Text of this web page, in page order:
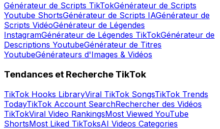
Générateur de Scripts TikTokGénérateur de Scripts
Youtube ShortsGénérateur de Scripts IAGénérateur de
Scripts VidéoGénérateur de Légendes
InstagramGénérateur de Légendes TikTokGénérateur de
Descriptions YoutubeGénérateur de Titres
YoutubeGénérateurs d'Images & Vidéos
Tendances et Recherche TikTok
TikTok Hooks LibraryViral TikTok SongsTikTok Trends
TodayTikTok Account SearchRechercher des Vidéos
TikTokViral Video RankingsMost Viewed YouTube
ShortsMost Liked TikToksAI Videos Categories